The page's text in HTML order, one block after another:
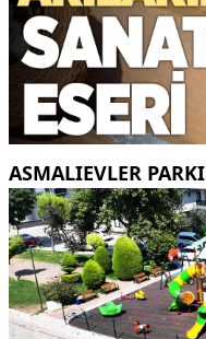
ASMALIEVLER